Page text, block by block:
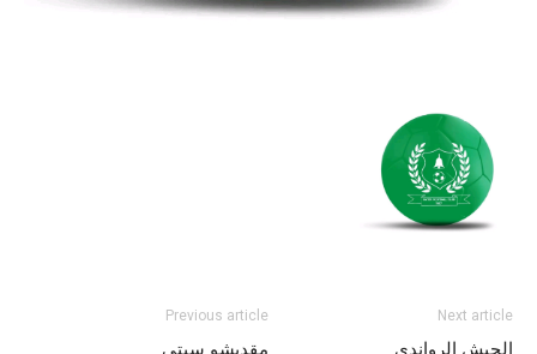
Previous article
مقديشو سيتي
Next article
الجيش الرواندي